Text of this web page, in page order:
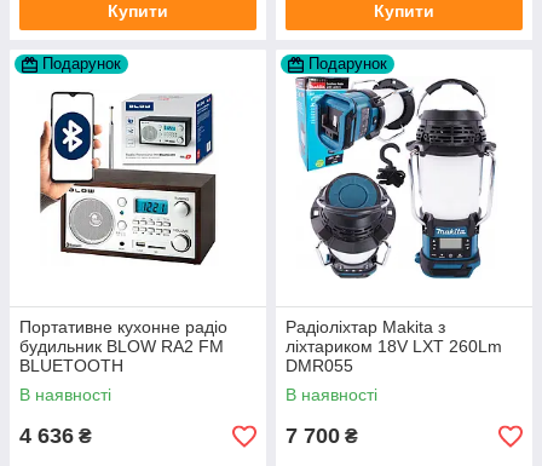
Купити Купити
Подарунок
Портативне кухонне радіо
будильник BLOW RA2 FM
BLUETOOTH
В наявності
4 636 ₴
Подарунок
Радіоліхтар Makita з
ліхтариком 18V LXT 260Lm
DMR055
В наявності
7 700 ₴